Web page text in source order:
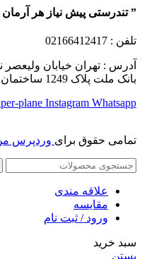
” تندرستی پیش نیاز هر
تلفن : 02166412417
آدرس : تهران خیابان
بانک ملت پلاک 1249 ساختمان کشمیر طبقه سوم واحد 2
plane Instagram Whatsapp
تمامی حقوق برای وردپرس
علاقه مندی
مقایسه
ورود / ثبت نام
سبد خرید
بستن